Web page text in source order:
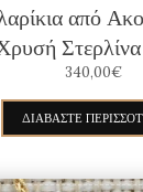
από
340,00€
ΔΙΑΒΆΣΤΕ